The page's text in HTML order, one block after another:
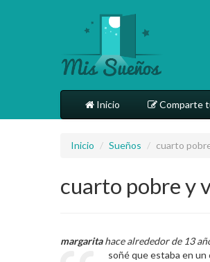
Inicio Comparte
Inicio / Sueños / cuarto
cuarto pobre y
margaritahace alrededor de 13
soñé que estaba en